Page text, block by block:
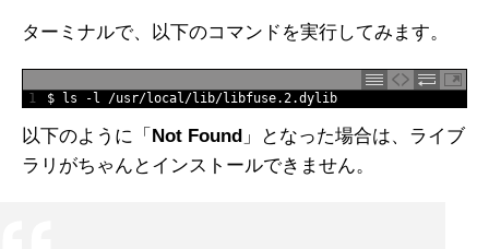
ターミナルで、以下のコマンドを実行してみます。
1 $ ls -l /usr/local /lib/libfuse. 2.dylib
以下のように「 Not Found 」となった場合は、ライブ
ラリがちゃんとインストールできません。